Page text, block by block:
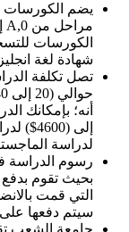
الكورسات
شهادة لغة
تصل تكلفة
أنه؛ بإمكانك
لدراسة
رسوم الدراسة
بحيث تقوم بدفع
التي قمت
سيتم دفعها على مدار 4 سنوات متتالية